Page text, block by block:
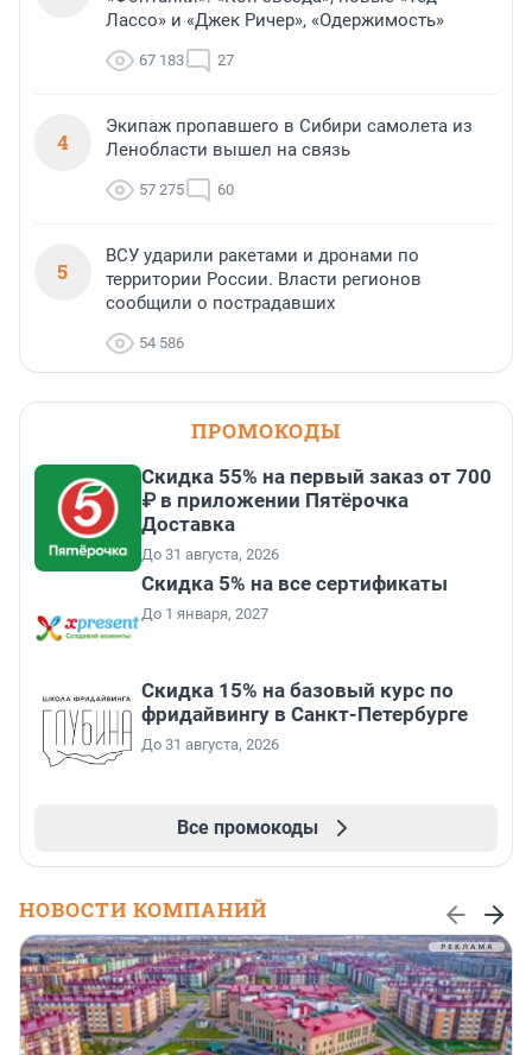
Лассо» и «Джек Ричер», «Одержимость»
67 183 27
4
Экипаж пропавшего в Сибири самолета из
Ленобласти вышел на связь
57 275 60
5
ВСУ ударили ракетами и дронами по
территории России. Власти регионов
сообщили о пострадавших
54 586
ПРОМОКОДЫ
Скидка 55% на первый заказ от 700
₽ в приложении Пятёрочка
Доставка
До 31 августа, 2026
Скидка 5% на все сертификаты
До 1 января, 2027
Скидка 15% на базовый курс по
фридайвингу в Санкт-Петербурге
До 31 августа, 2026
Все промокоды
НОВОСТИ КОМПАНИЙ